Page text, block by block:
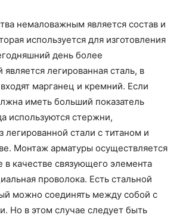
немаловажным является состав и
используется для изготовления
день более
является легированная сталь, в
марганец и кремний. Если
иметь больший показатель
используются стержни,
легированной стали с титаном и
Монтаж арматуры осуществляется
в качестве связующего элемента
проволока. Есть стальной
можно соединять между собой с
Но в этом случае следует быть